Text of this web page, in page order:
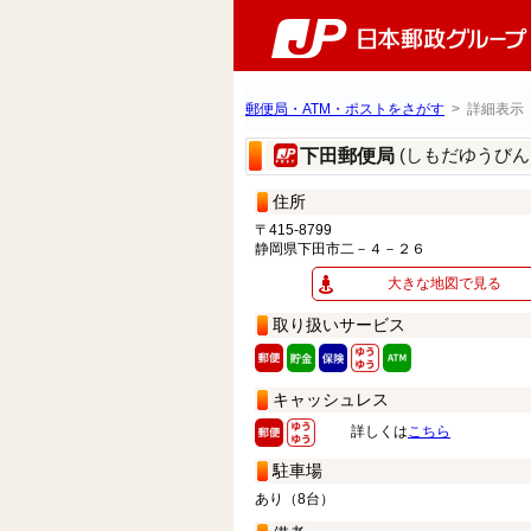
郵便局・ATM・ポストをさがす > 詳細表示
下田郵便局 (しもだゆうび
住所
〒415-8799
静岡県下田市二－４－２６
大きな地図で見る
取り扱いサービス
キャッシュレス
詳しくはこちら
駐車場
あり（8台）